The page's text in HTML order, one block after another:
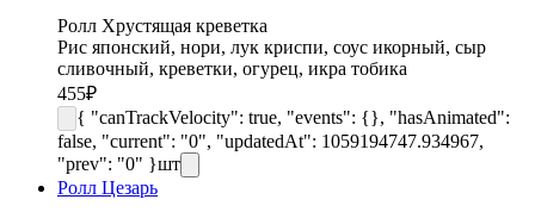
Ролл Хрустящая креветка
Рис японский, нори, лук криспи, соус икорный, сыр
сливочный, креветки, огурец, икра тобика
455₽
{ "canTrackVelocity": true, "events": {}, "hasAnimated":
false, "current": "0", "updatedAt": 1059194747.934967,
"prev": "0" }шт
Ролл Цезарь